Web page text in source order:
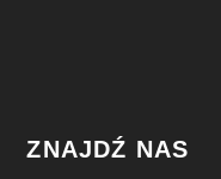
ZNAJDŹ NAS